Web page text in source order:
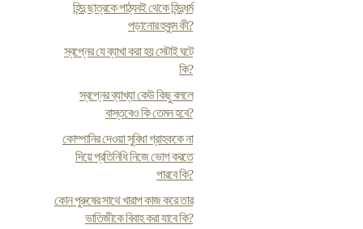
হিন্দু ছাত্রকে পাঠ্যবই থেকে হিন্দুধর্ম
পড়ানোর হুকুম কী?
স্বপ্নের যে ব্যাখা করা হয় সেটাই ঘটে
কি?
স্বপ্নের ব্যাখ্যা কেউ কিছু বললে
বাস্তবেও কি তেমন হবে?
কোম্পানির দেওয়া সুবিধা গ্রাহককে না
দিয়ে প্রতিনিধি নিজে ভোগ করতে
পারবে কি?
কোন পুরুষের সাথে খারাপ কাজ করে তার
ভাতিজীকে বিবাহ করা যাবে কি?